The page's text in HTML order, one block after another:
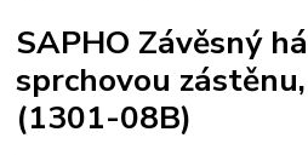
SAPHO Závěsný
sprchovou
(1301-08B)